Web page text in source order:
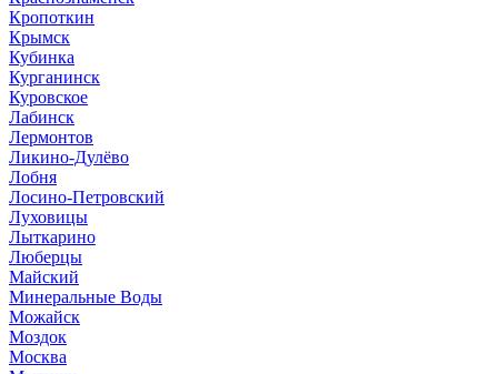
Кропоткин
Крымск
Кубинка
Курганинск
Куровское
Лабинск
Лермонтов
Ликино-Дулёво
Лобня
Лосино-Петровский
Луховицы
Лыткарино
Люберцы
Майский
Минеральные Воды
Можайск
Моздок
Москва